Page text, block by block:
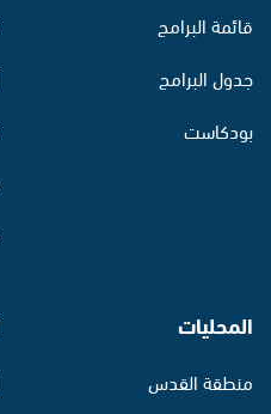
قائمة البرامج
جدول البرامج
بودكاست
المحليات
منطقة القدس